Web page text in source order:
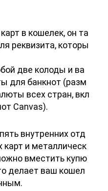
в кошелек, он та
реквизита, которы
две колоды и ва
для банкнот (разм
всех стран, вкл
Canvas).
внутренних отд
и металлическ
вместить купю
делает ваш кошел